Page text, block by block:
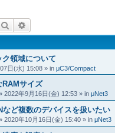
検索
領域について
日(水) 15:08 » in μC3/Compact
RAMサイズ
2022年9月16日(金) 12:53 » in μNet3
など複数のデバイスを扱いたい
2020年10月16日(金) 15:40 » in μNet3